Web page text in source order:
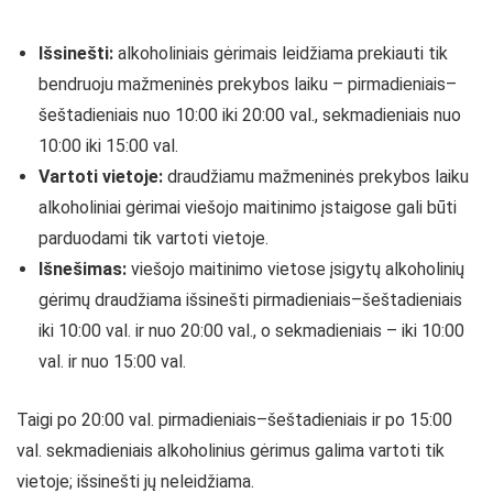
Išsinešti: alkoholiniais gėrimais leidžiama prekiauti tik
bendruoju mažmeninės prekybos laiku – pirmadieniais–
šeštadieniais nuo 10:00 iki 20:00 val., sekmadieniais nuo
10:00 iki 15:00 val.
Vartoti vietoje: draudžiamu mažmeninės prekybos laiku
alkoholiniai gėrimai viešojo maitinimo įstaigose gali būti
parduodami tik vartoti vietoje.
Išnešimas: viešojo maitinimo vietose įsigytų alkoholinių
gėrimų draudžiama išsinešti pirmadieniais–šeštadieniais
iki 10:00 val. ir nuo 20:00 val., o sekmadieniais – iki 10:00
val. ir nuo 15:00 val.
Taigi po 20:00 val. pirmadieniais–šeštadieniais ir po 15:00
val. sekmadieniais alkoholinius gėrimus galima vartoti tik
vietoje; išsinešti jų neleidžiama.